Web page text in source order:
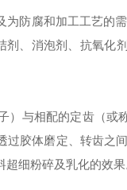
防腐和加工工艺的
、消泡剂、抗氧
）与相配的定齿（
过胶体磨定、转齿
细粉碎及乳化的效果